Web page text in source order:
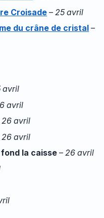
Croisade–25 avril
du crâne de cristal –
avril
avril
26 avril
26 avril
la caisse –26 avril